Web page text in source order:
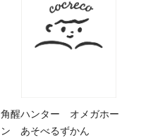
角醒ハンター オメガホー
ン あそべるずかん